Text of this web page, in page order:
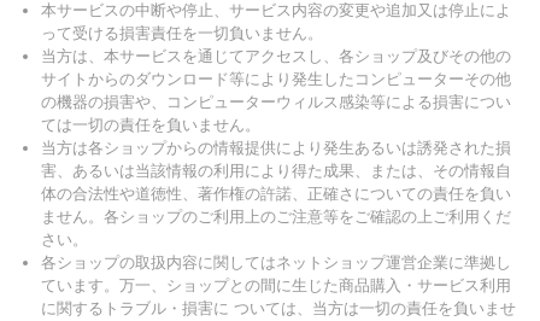
本サービスの中断や停止、サービス内容の変更や追加又は停止によ
って受ける損害責任を一切負いません。
当方は、本サービスを通じてアクセスし、各ショップ及びその他の
サイトからのダウンロード等により発生したコンピューターその他
の機器の損害や、コンピューターウィルス感染等による損害につい
ては一切の責任を負いません。
当方は各ショップからの情報提供により発生あるいは誘発された損
害、あるいは当該情報の利用により得た成果、または、その情報自
体の合法性や道徳性、著作権の許諾、正確さについての責任を負い
ません。各ショップのご利用上のご注意等をご確認の上ご利用くだ
さい。
各ショップの取扱内容に関してはネットショップ運営企業に準拠し
ています。万一、ショップとの間に生じた商品購入・サービス利用
に関するトラブル・損害に ついては、当方は一切の責任を負いませ